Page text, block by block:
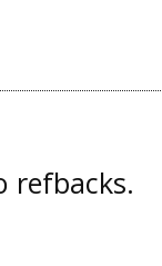
refbacks.